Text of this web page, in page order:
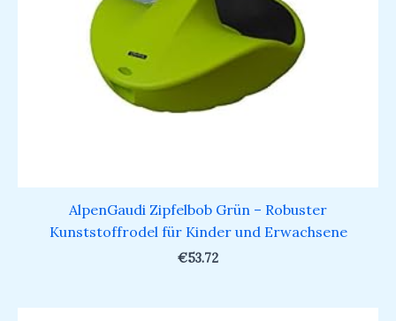
AlpenGaudi Zipfelbob Grün – Robuster
Kunststoffrodel für Kinder und Erwachsene
€53.72